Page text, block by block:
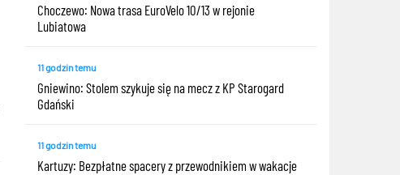
Choczewo: Nowa trasa EuroVelo 10/13 w rejonie
Lubiatowa
11 godzin temu
Gniewino: Stolem szykuje się na mecz z KP Starogard
Gdański
11 godzin temu
Kartuzy: Bezpłatne spacery z przewodnikiem w wakacje